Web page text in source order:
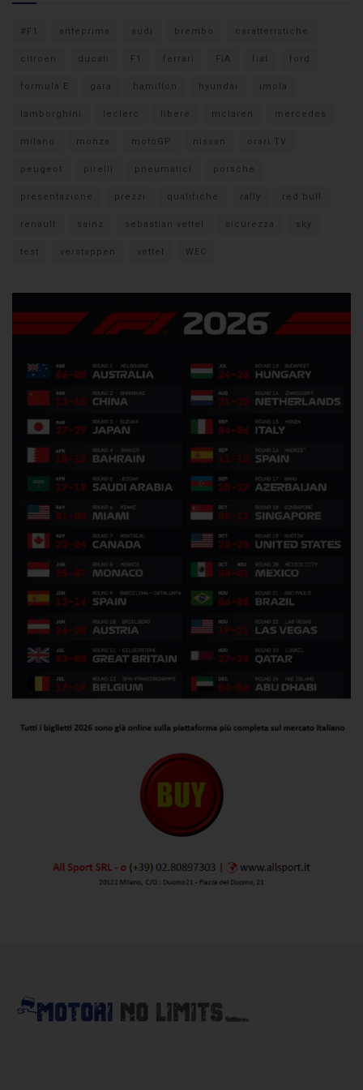
#F1 anteprima audi brembo caratteristiche
citroen ducati F1 ferrari FIA fiat ford
formula E gara hamilton hyundai imola
lamborghini leclerc libere mclaren mercedes
milano monza motoGP nissan orari TV
peugeot pirelli pneumatici porsche
presentazione prezzi qualifiche rally red bull
renault sainz sebastian vettel sicurezza sky
test verstappen vettel WEC